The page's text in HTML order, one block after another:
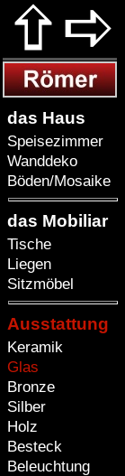
das Haus
Speisezimmer
Wanddeko
Böden/Mosaike
das Mobiliar
Tische
Liegen
Sitzmöbel
Ausstattung
Keramik
Glas
Bronze
Silber
Holz
Besteck
Beleuchtung